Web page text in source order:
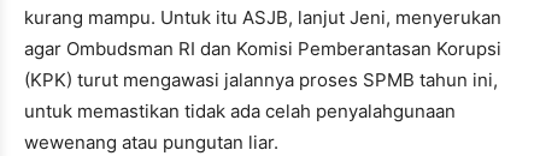
kurang mampu. Untuk itu ASJB, lanjut Jeni, menyerukan
agar Ombudsman RI dan Komisi Pemberantasan Korupsi
(KPK) turut mengawasi jalannya proses SPMB tahun ini,
untuk memastikan tidak ada celah penyalahgunaan
wewenang atau pungutan liar.